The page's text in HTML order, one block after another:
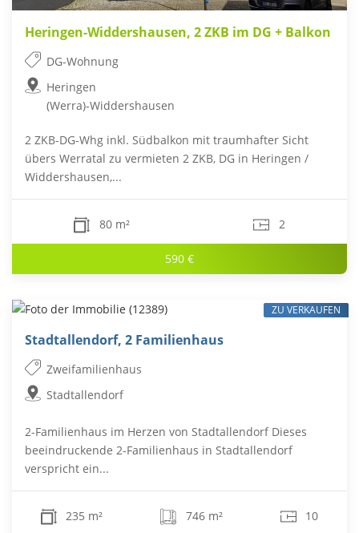
Heringen-Widdershausen, 2 ZKB im DG + Balkon
DG-Wohnung
Heringen
(Werra)-Widdershausen
2 ZKB-DG-Whg inkl. Südbalkon mit traumhafter Sicht
übers Werratal zu vermieten 2 ZKB, DG in Heringen /
Widdershausen,...
80 m² 2
590 €
Stadtallendorf, 2 Familienhaus
Zweifamilienhaus
Stadtallendorf
2-Familienhaus im Herzen von Stadtallendorf Dieses
beeindruckende 2-Familienhaus in Stadtallendorf
verspricht ein...
235 m² 746 m² 10
ZU VERKAUFEN